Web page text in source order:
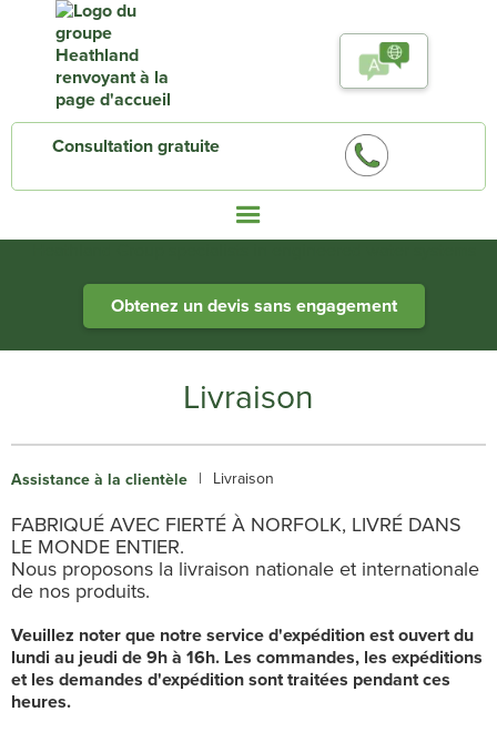
Consultation gratuite
Obtenez un devis sans engagement
Livraison
Assistance à la clientèle | Livraison
FABRIQUÉ AVEC FIERTÉ À NORFOLK, LIVRÉ DANS
LE MONDE ENTIER.
Nous proposons la livraison nationale et internationale
de nos produits.
Veuillez noter que notre service d'expédition est ouvert du
lundi au jeudi de 9h à 16h. Les commandes, les expéditions
et les demandes d'expédition sont traitées pendant ces
heures.